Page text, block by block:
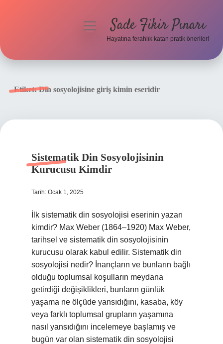
menüyüSade Fikir Pınarı
Hayatına ferahlık katan pratik öneriler!
Etiket:Din sosyolojisine giriş kimin eseridir
Sistematik Din Sosyolojisinin
Kurucusu Kimdir
Tarih: Ocak 1, 2025
İlk sistematik din sosyolojisi eserinin yazarı
kimdir? Max Weber (1864–1920) Max Weber,
tarihsel ve sistematik din sosyolojisinin
kurucusu olarak kabul edilir. Sistematik din
sosyolojisi nedir? İnançların ve bunların bağlı
olduğu toplumsal koşulların meydana
getirdiği değişiklikleri, bunların günlük
yaşama ne ölçüde yansıdığını, kasaba, köy
veya farklı toplumsal grupların yaşamına
nasıl yansıdığını incelemeye başlamış ve
bugün var olan sistematik din sosyolojisi